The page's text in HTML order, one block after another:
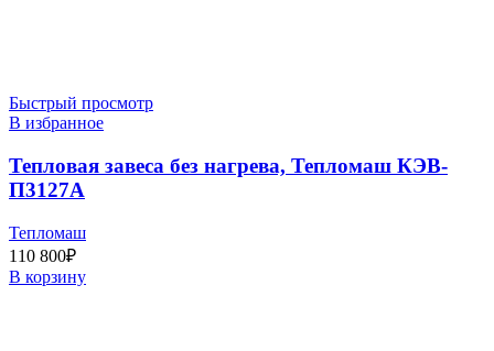
Быстрый просмотр
В избранное
Тепловая завеса без нагрева, Тепломаш КЭВ-
П3127A
Тепломаш
110 800₽
В корзину